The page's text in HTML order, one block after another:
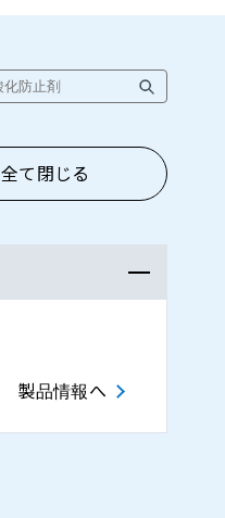
全て閉じる
製品情報へ